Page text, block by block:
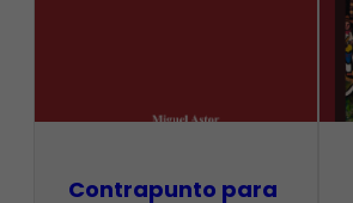
Contrapunto para